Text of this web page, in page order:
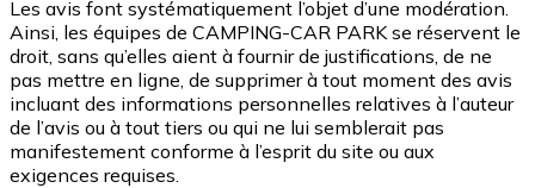
Les avis font systématiquement l’objet d’une modération.
Ainsi, les équipes de CAMPING-CAR PARK se réservent le
droit, sans qu’elles aient à fournir de justifications, de ne
pas mettre en ligne, de supprimer à tout moment des avis
incluant des informations personnelles relatives à l’auteur
de l’avis ou à tout tiers ou qui ne lui semblerait pas
manifestement conforme à l’esprit du site ou aux
exigences requises.